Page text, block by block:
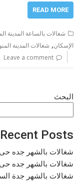
READ MORE
شغالات بالساعة المدينة
الإسكان, شغالات المدينة
Leave a comment
البحث
Recent Posts
شغالات بالشهر جده حى مشرفة
شغالات بالشهر جده حى الفيحاء
شغالات بالشهر جدة السنابل